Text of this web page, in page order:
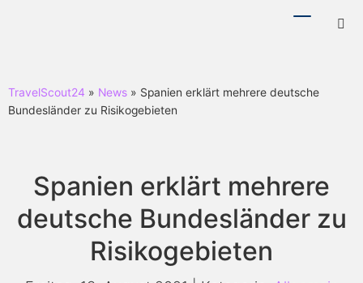
TravelScout24 » News » Spanien erklärt mehrere deutsche
Bundesländer zu Risikogebieten
Spanien erklärt mehrere
deutsche Bundesländer zu
Risikogebieten